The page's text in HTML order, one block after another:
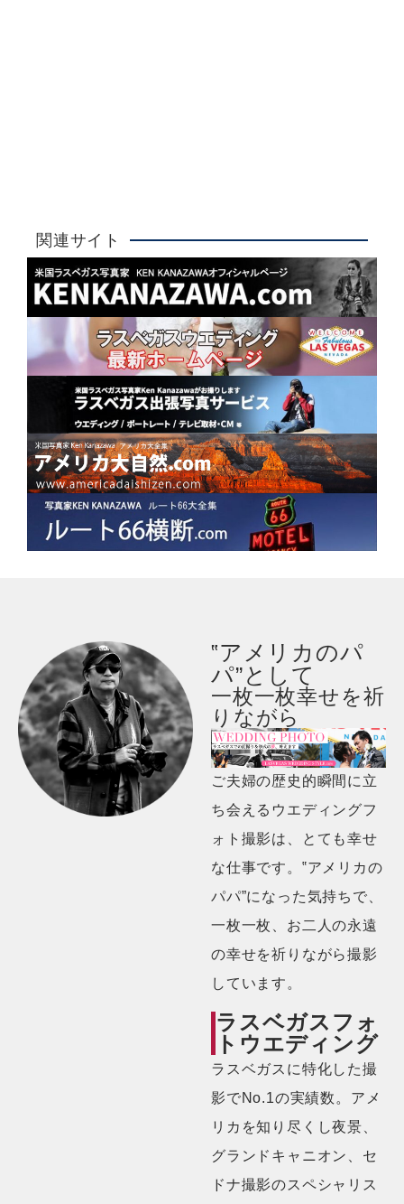
大人気！
関連サイト
‟アメリカのパ
パ”として
一枚一枚幸せを祈
りながら
ご夫婦の歴史的瞬間に立
ち会えるウエディングフ
ォト撮影は、とても幸せ
な仕事です。‟アメリカの
パパ”になった気持ちで、
一枚一枚、お二人の永遠
の幸せを祈りながら撮影
しています。
ラスベガスフォ
トウエディング
ラスベガスに特化した撮
影でNo.1の実績数。アメ
リカを知り尽くし夜景、
グランドキャニオン、セ
ドナ撮影のスペシャリス